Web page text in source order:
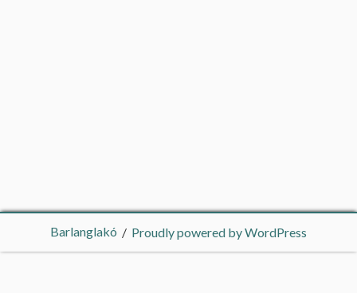
Barlanglakó Proudly powered by WordPress